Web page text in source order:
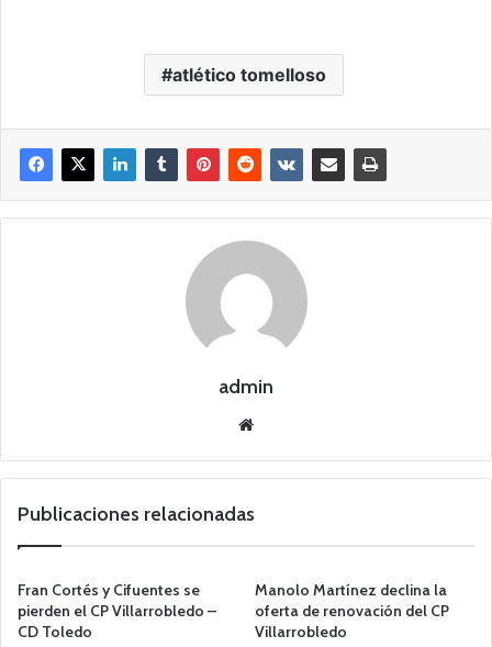
atlético tomelloso
admin
we
Publicaciones relacionadas
Fran Cortés y Cifuentes se
pierden el CP Villarrobledo –
CD Toledo
Manolo Martínez declina la
oferta de renovación del CP
Villarrobledo